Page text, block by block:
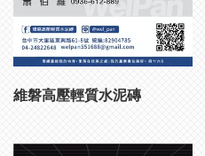
維磐高壓輕質水泥磚